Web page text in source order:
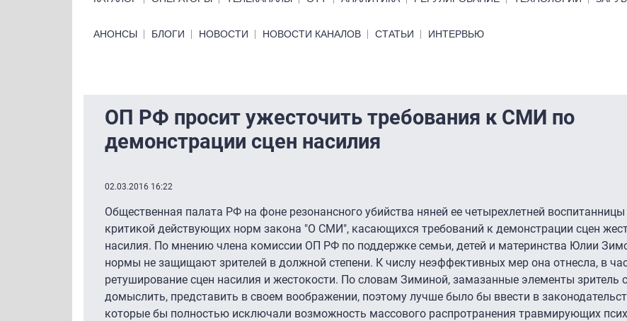
Primary links bottom
АНОНСЫ БЛОГИ НОВОСТИ НОВОСТИ КАНАЛОВ СТАТЬИ ИНТЕРВЬЮ
ОП РФ просит ужесточить требования к СМИ по
демонстрации сцен насилия
02.03.2016 16:22
Общественная палата РФ на фоне резонансного убийства няней ее четырехлетней
критикой действующих норм закона "О СМИ", касающихся требований к демонстрации сцен
насилия. По мнению члена комиссии ОП РФ по поддержке семьи, детей и материнства Юлии
нормы не защищают зрителей в должной степени. К числу неэффективных мер она отнесла, в
ретуширование сцен насилия и жестокости. По словам Зиминой, замазанные элементы зритель
домыслить, представить в своем воображении, поэтому лучше было бы ввести в
которые бы полностью исключали возможность массового распротранения травмирующих